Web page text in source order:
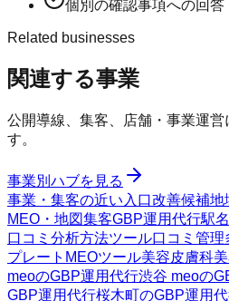
個別の確認事項への回答
Related businesses
関連する事業
公開導線、集客、店舗・事業運営
す。
事業別ハブを見る
事業・集客の近い入口改善候補地
MEO・地図集客GBP運用代行駅
口コミ分析方法ツール口コミ管理
プレート MEOツール美容皮膚科
meoのGBP運用代行渋谷 meoの
GBP運用代行桜木町のGBP運用